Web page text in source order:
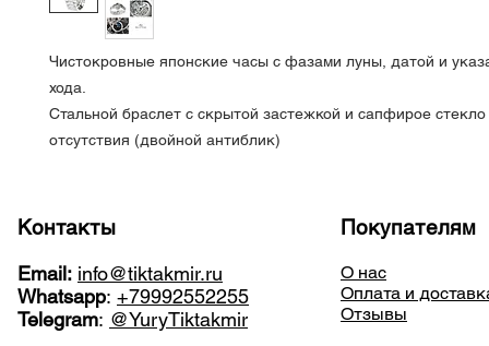
Чистокровные японские часы с фазами луны, датой и
хода.
Стальной браслет с скрытой застежкой и сапфирое
отсутствия (двойной антиблик)
Контакты
Email: info@tiktakmir.ru
Whatsapp: +79992552255
Telegram: @YuryTiktakmir
Покупателям
О нас
Оплата и
Отзывы